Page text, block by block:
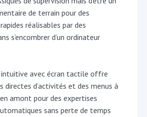
de terrain pour des
réalisables par des
s’encombrer d’un ordinateur
avec écran tactile offre
directes d’activités et des menus à
amont pour des expertises
sans perte de temps